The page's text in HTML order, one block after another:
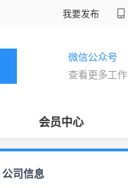
我要发布
微信公众号
查看更多工作
会员中心
公司信息